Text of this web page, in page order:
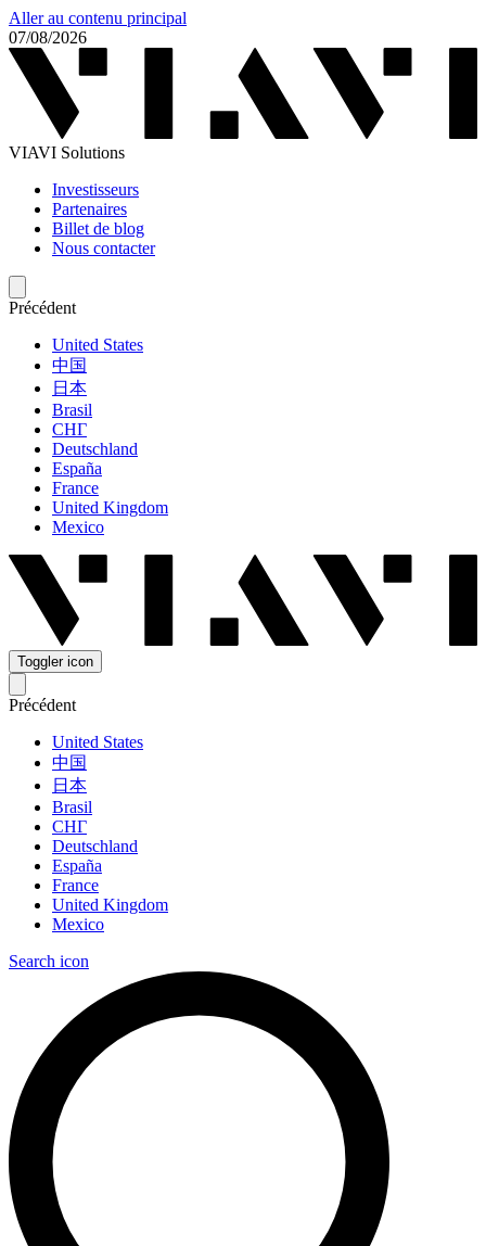
Aller au contenu principal
07/08/2026
VIAVI Solutions
Investisseurs
Partenaires
Billet de blog
Nous contacter
Précédent
United States
中国
日本
Brasil
СНГ
Deutschland
España
France
United Kingdom
Mexico
Toggler icon
Précédent
United States
中国
日本
Brasil
СНГ
Deutschland
España
France
United Kingdom
Mexico
Search icon